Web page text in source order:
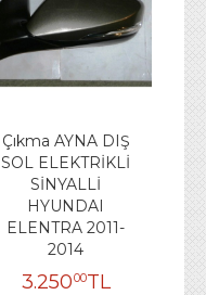
Çıkma AYNA DIŞ
SOL ELEKTRİKLİ
SİNYALLİ
HYUNDAI
ELENTRA 2011-
2014
3.25000TL